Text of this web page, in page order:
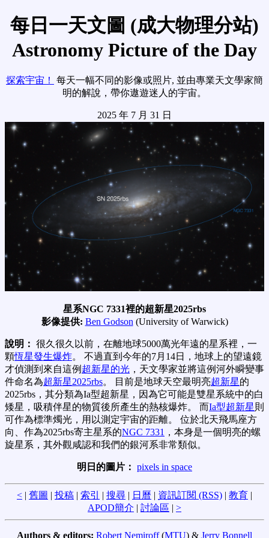
每日一天文圖 (成大物理分站)
Astronomy Picture of the Day
探索宇宙！
每天一幅不同的影像或照片, 並由專業天文學家簡
明的解說，帶你遨遊迷人的宇宙。
2025 年 7 月 31 日
星系NGC 7331裡的超新星2025rbs
影像提供: Ben Godson (University of Warwick)
說明： 很久很久以前，在離地球5000萬光年遠的星系裡，一
顆恆星發生爆炸。 不過直到今年的7月14日，地球上的望遠鏡
才偵測到來自這例 超新星的光 ，天文學家並將這例河外瞬變事
件命名為超新星2025rbs。 目前是地球天空最明亮超新星的
2025rbs，其分類為Ia型超新星，因為它可能是雙星系統中的白
矮星，吸積伴星的物質後所產生的熱核爆炸。 而Ia型超新星則
可作為標準燭光，用以測定宇宙的距離。 位於北天飛馬座方
向、作為2025rbs寄主星系的NGC 7331 ，本身是一個明亮的螺
旋星系，其外觀咸認和我們的銀河系非常類似。
明日的圖片： pixels in space
< | 舊圖 | 投稿 | 索引 | 搜尋 | 日曆 | 資訊訂閱 (RSS) | 教育 |
APOD簡介 | 討論區 | >
Authors & editors: Robert Nemiroff(MTU) & Jerry Bonnell